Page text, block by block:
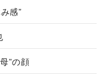
感”
”の顔